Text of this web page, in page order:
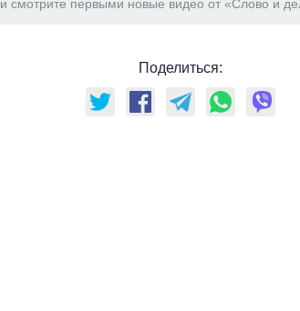
и смотрите первыми новые видео от «Слово и
Поделиться: